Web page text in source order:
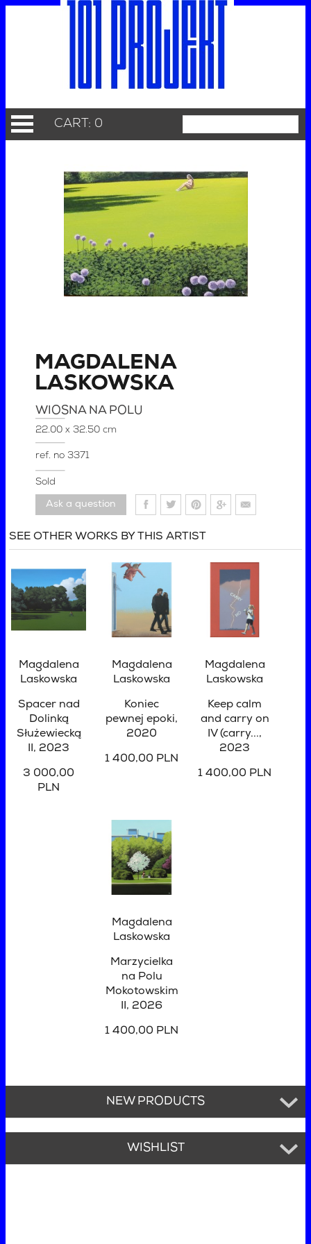
CART: 0
MAGDALENA
LASKOWSKA
WIOSNA NA POLU
22.00 x 32.50 cm
ref. no 3371
Sold
Ask a question
SEE OTHER WORKS BY THIS ARTIST
Magdalena
Laskowska
Spacer nad
Dolinką
Służewiecką
II, 2023
3 000,00
PLN
Magdalena
Laskowska
Koniec
pewnej epoki,
2020
1 400,00 PLN
Magdalena
Laskowska
Keep calm
and carry on
IV (carry...,
2023
1 400,00 PLN
Magdalena
Laskowska
Marzycielka
na Polu
Mokotowskim
II, 2026
1 400,00 PLN
NEW PRODUCTS
WISHLIST